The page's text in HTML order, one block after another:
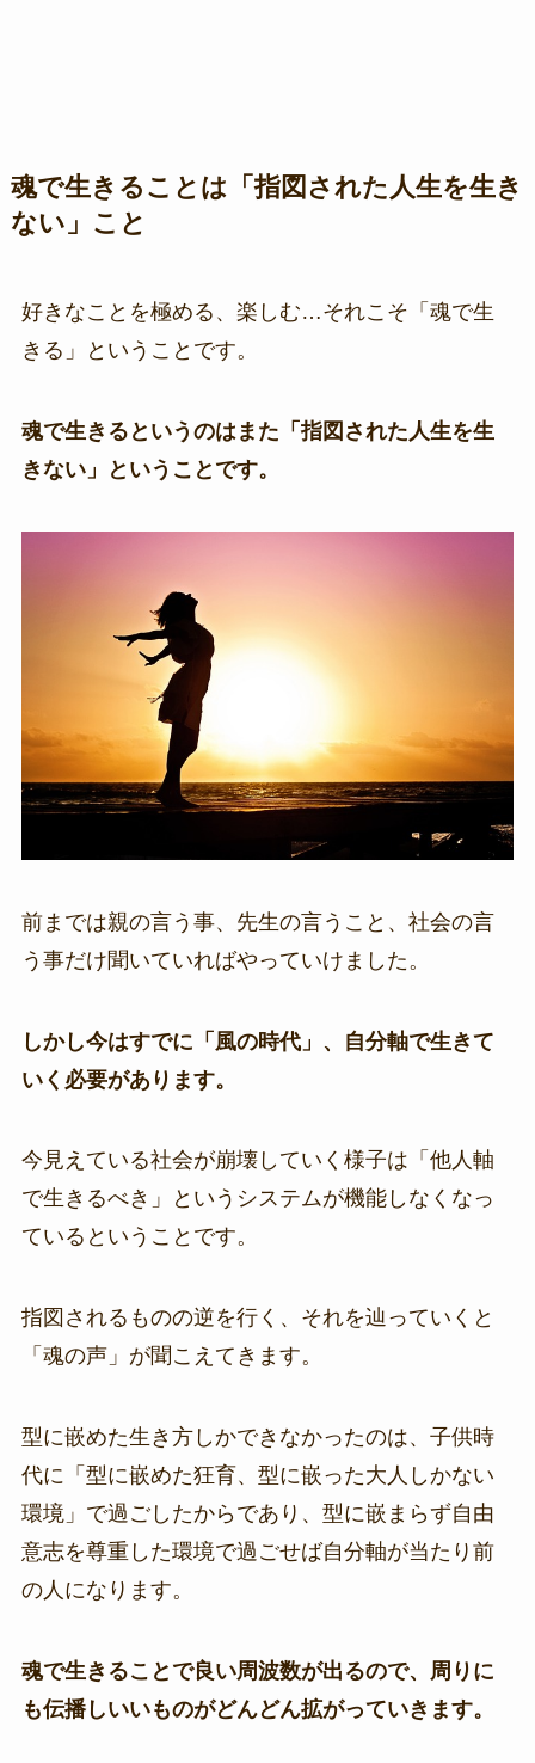
魂で生きることは「指図された人生を生き
ない」こと
好きなことを極める、楽しむ…それこそ「魂で生
きる」ということです。
魂で生きるというのはまた「指図された人生を生
きない」ということです。
前までは親の言う事、先生の言うこと、社会の言
う事だけ聞いていればやっていけました。
しかし今はすでに「風の時代」、自分軸で生きて
いく必要があります。
今見えている社会が崩壊していく様子は「他人軸
で生きるべき」というシステムが機能しなくなっ
ているということです。
指図されるものの逆を行く、それを辿っていくと
「魂の声」が聞こえてきます。
型に嵌めた生き方しかできなかったのは、子供時
代に「型に嵌めた狂育、型に嵌った大人しかない
環境」で過ごしたからであり、型に嵌まらず自由
意志を尊重した環境で過ごせば自分軸が当たり前
の人になります。
魂で生きることで良い周波数が出るので、周りに
も伝播しいいものがどんどん拡がっていきます。